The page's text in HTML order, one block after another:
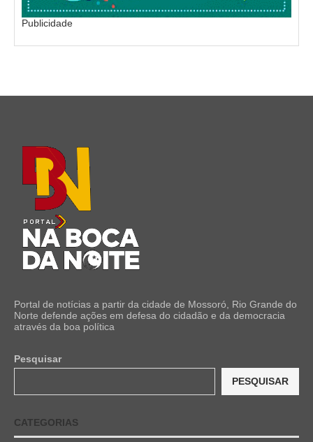
Publicidade
Portal de notícias a partir da cidade de Mossoró, Rio Grande do
Norte defende ações em defesa do cidadão e da democracia
através da boa política
Pesquisar
PESQUISAR
CATEGORIAS